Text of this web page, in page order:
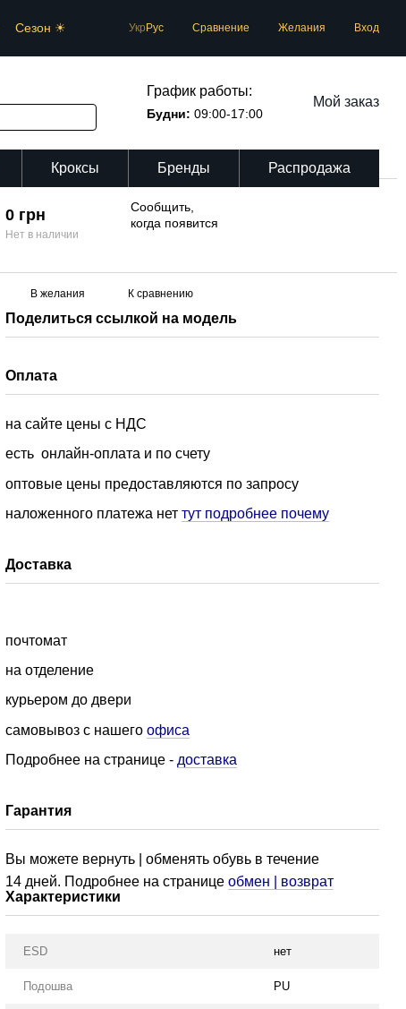
Сезон ☀
Укр Рус Сравнение Желания Вход
График работы:
Будни: 09:00-17:00
Мой заказ
Кроксы Бренды Распродажа
0 грн
Нет в наличии
Сообщить,
когда появится
В желания К сравнению
Поделиться ссылкой на модель
Оплата
на сайте цены с НДС
есть онлайн-оплата и по счету
оптовые цены предоставляются по запросу
наложенного платежа нет тут подробнее почему
Доставка
почтомат
на отделение
курьером до двери
самовывоз с нашего офиса
Подробнее на странице - доставка
Гарантия
Вы можете вернуть | обменять обувь в течение
14 дней. Подробнее на странице обмен | возврат
Характеристики
ESD нет
Подошва PU